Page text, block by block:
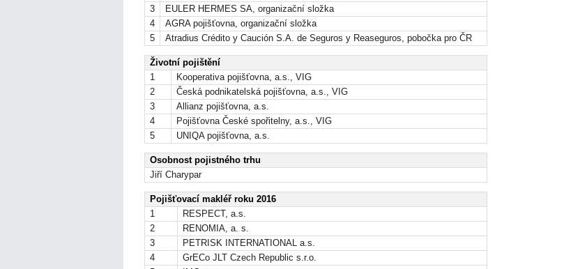
3
EULER HERMES SA, organizační složka
4
AGRA pojišťovna, organizační složka
5
Atradius Crédito y Caución S.A. de Seguros y Reaseguros, pobočka pro ČR
Životní pojištění
1
Kooperativa pojišťovna, a.s., VIG
2
Česká podnikatelská pojišťovna, a.s., VIG
3
Allianz pojišťovna, a.s.
4
Pojišťovna České spořitelny, a.s., VIG
5
UNIQA pojišťovna, a.s.
Osobnost pojistného trhu
Jiří Charypar
Pojišťovací makléř roku 2016
1
RESPECT, a.s.
2
RENOMIA, a. s.
3
PETRISK INTERNATIONAL a.s.
4
GrECo JLT Czech Republic s.r.o.